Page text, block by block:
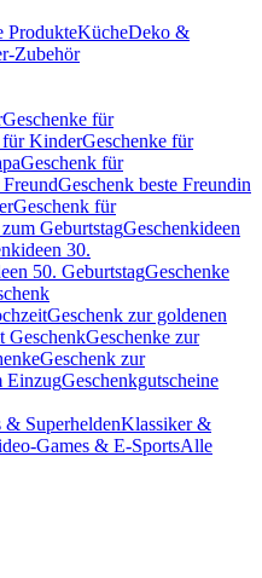
ProdukteKücheDeko &
Zubehör
Geschenke für
für KinderGeschenke für
Geschenk für
Geschenk beste Freundin
Geschenk für
GeburtstagGeschenkideen
30.
50. GeburtstagGeschenke
Geschenk zur goldenen
GeschenkGeschenke zur
Geschenk zur
EinzugGeschenkgutscheine
& SuperheldenKlassiker &
Games & E-SportsAlle